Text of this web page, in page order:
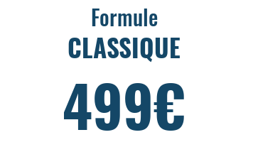
Formule
CLASSIQUE
499€